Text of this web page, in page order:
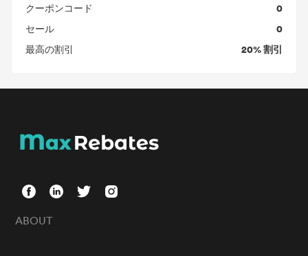
クーポンコード 0
セール 0
最高の割引 20% 割引
ABOUT